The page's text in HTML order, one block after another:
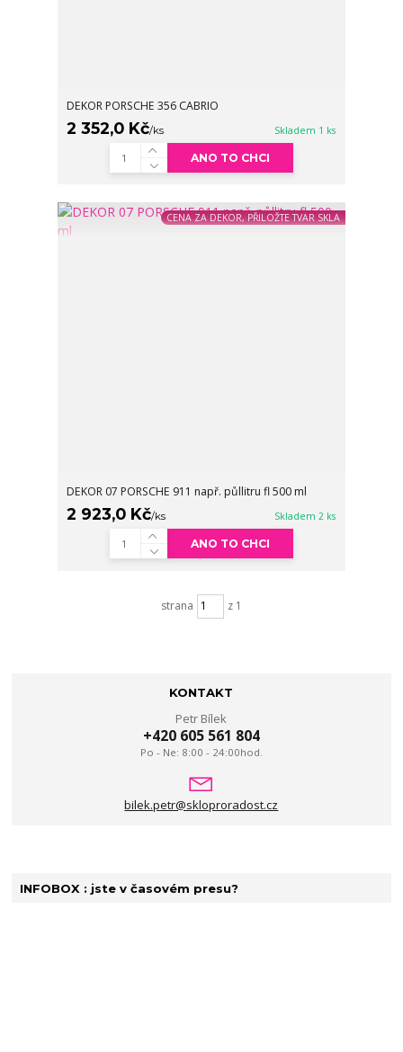
DEKOR PORSCHE 356 CABRIO
2 352,0 Kč/ks Skladem 1 ks
ANO TO CHCI
CENA ZA DEKOR, PŘILOŽTE TVAR SKLA
DEKOR 07 PORSCHE 911 např. půllitru fl 500 ml
2 923,0 Kč/ks Skladem 2 ks
ANO TO CHCI
strana z 1
KONTAKT
Petr Bílek
+420 605 561 804
Po - Ne: 8:00 - 24:00hod.
bilek.petr@skloproradost.cz
INFOBOX : jste v časovém presu?